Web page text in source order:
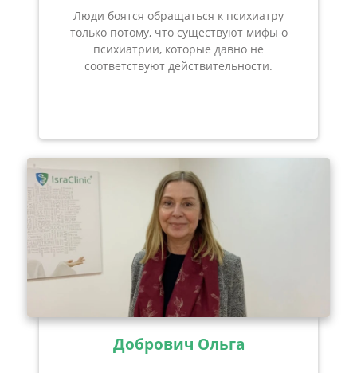
Люди боятся обращаться к психиатру
только потому, что существуют мифы о
психиатрии, которые давно не
соответствуют действительности.
Добрович Ольга